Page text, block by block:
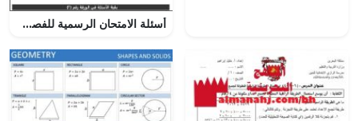
أسئلة الامتحان الرسمية للفصل الدراسي الثاني الدور الثاني (لغة انجليزية) الخامس